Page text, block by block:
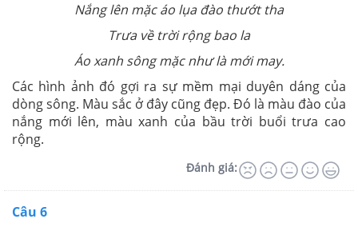
Nắng lên mặc áo lụa đào thướt tha
Trưa về trời rộng bao la
Áo xanh sông mặc như là mới may.
Các hình ảnh đó gợi ra sự mềm mại duyên dáng của
dòng sông. Màu sắc ở đây cũng đẹp. Đó là màu đào của
nắng mới lên, màu xanh của bầu trời buổi trưa cao
rộng.
Đánh giá:
Câu 6